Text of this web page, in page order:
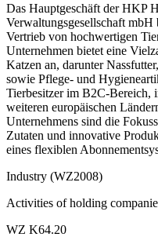
Das Hauptgeschäft der HKP
Verwaltungsgesellschaft
Vertrieb von hochwertigen
Unternehmen bietet eine
Katzen an, darunter
sowie Pflege- und
Tierbesitzer im B2C-Bereich,
weiteren europäischen
Unternehmens sind die
Zutaten und innovative
eines flexiblen
Industry (WZ2008)
Activities of holding
WZ K64.20